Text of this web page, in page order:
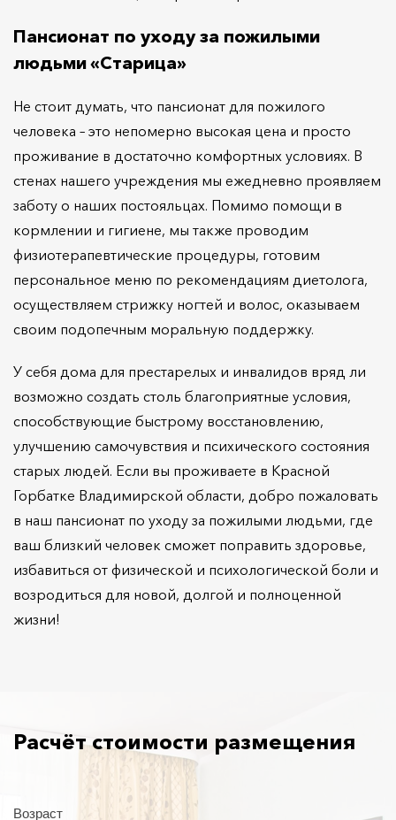
Пансионат по уходу за пожилыми
людьми «Старица»
Не стоит думать, что пансионат для пожилого
человека – это непомерно высокая цена и просто
проживание в достаточно комфортных условиях. В
стенах нашего учреждения мы ежедневно проявляем
заботу о наших постояльцах. Помимо помощи в
кормлении и гигиене, мы также проводим
физиотерапевтические процедуры, готовим
персональное меню по рекомендациям диетолога,
осуществляем стрижку ногтей и волос, оказываем
своим подопечным моральную поддержку.
У себя дома для престарелых и инвалидов вряд ли
возможно создать столь благоприятные условия,
способствующие быстрому восстановлению,
улучшению самочувствия и психического состояния
старых людей. Если вы проживаете в Красной
Горбатке Владимирской области, добро пожаловать
в наш пансионат по уходу за пожилыми людьми, где
ваш близкий человек сможет поправить здоровье,
избавиться от физической и психологической боли и
возродиться для новой, долгой и полноценной
жизни!
Расчёт стоимости размещения